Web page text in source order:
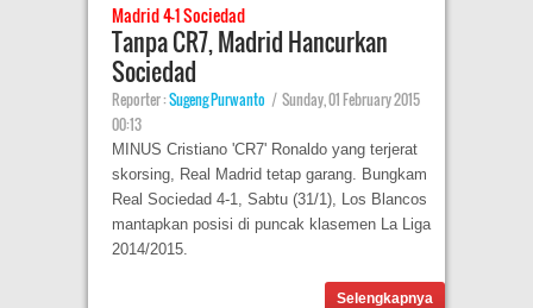
Madrid 4-1 Sociedad
Tanpa CR7, Madrid Hancurkan
Sociedad
Reporter :Sugeng Purwanto | Sunday, 01 February 2015
00:13
MINUS Cristiano 'CR7' Ronaldo yang terjerat
skorsing, Real Madrid tetap garang. Bungkam
Real Sociedad 4-1, Sabtu (31/1), Los Blancos
mantapkan posisi di puncak klasemen La Liga
2014/2015.
Selengkapnya